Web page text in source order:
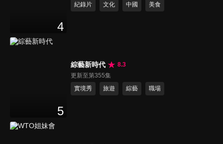
4
紀錄片
文化 中國 美食
5
綜藝新時代
8.3
更新至第355集
實境秀
旅遊 綜藝 職場